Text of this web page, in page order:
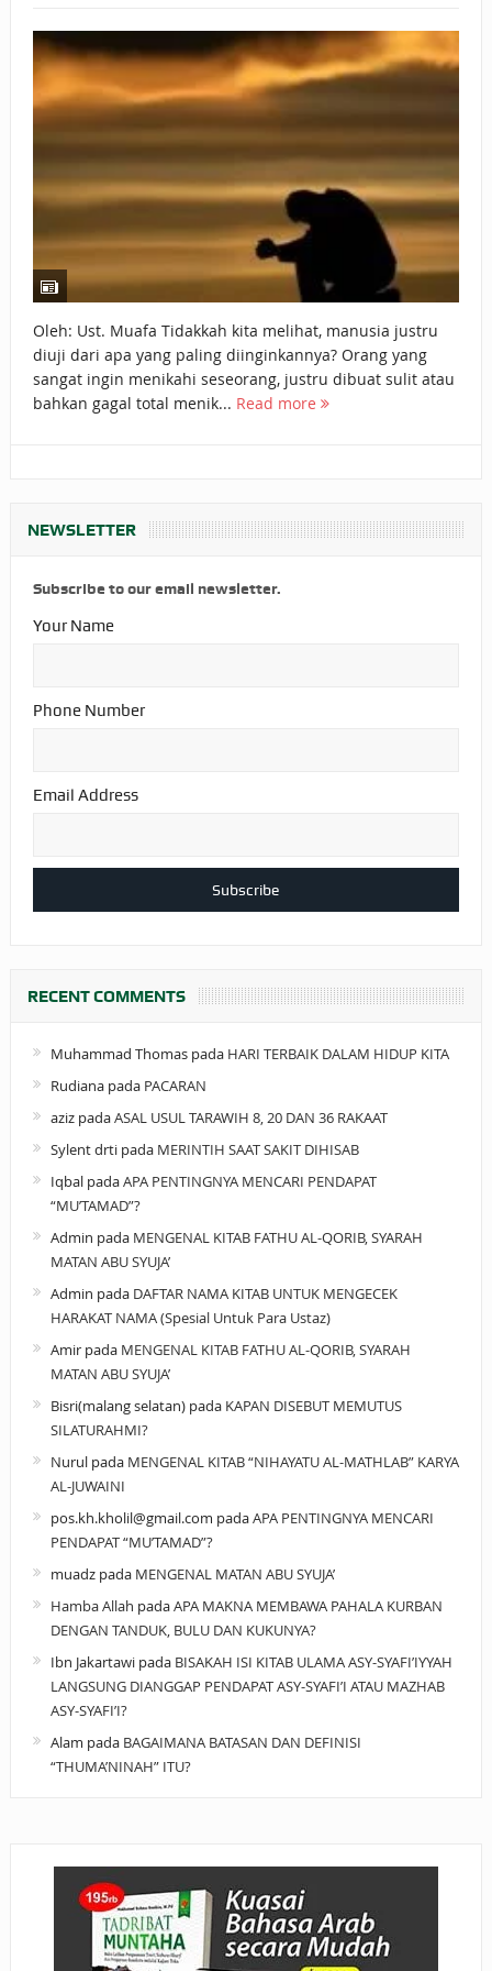
BAGAIMANA CARA MEMBAYAR ZAKAT UANG?
UANG HARAM BISA MENJADI HALAL JIKA SEBAB
KEPEMILIKANNYA BERUBAH
ISTIDLAL BATIL VS ISTIDLAL SYAR’I
BAHASA CINTA KARENA ALLAH
HUKUM MEMBAYAR ZAKAT DENGAN CARA MENGANGSUR
HUKUM MEMBAYAR ZAKAT KEPADA KERABAT SENDIRI
Oleh: Ust. Muafa Tidakkah kita melihat, manusia justru
diuji dari apa yang paling diinginkannya? Orang yang
sangat ingin menikahi seseorang, justru dibuat sulit atau
bahkan gagal total menik... Read more
NEWSLETTER
Subscribe to our email newsletter.
Your Name
Phone Number
Email Address
RECENT COMMENTS
Muhammad Thomaspada HARI TERBAIK DALAM HIDUP KITA
Rudianapada PACARAN
azizpadaASAL USUL TARAWIH 8, 20 DAN 36 RAKAAT
Sylent drtipada MERINTIH SAAT SAKIT DIHISAB
IqbalpadaAPA PENTINGNYA MENCARI PENDAPAT
“MU’TAMAD”?
Admin pada MENGENAL KITAB FATHU AL-QORIB, SYARAH
MATAN ABU SYUJA’
Admin pada DAFTAR NAMA KITAB UNTUK MENGECEK
HARAKAT NAMA (Spesial Untuk Para Ustaz)
Amirpada MENGENAL KITAB FATHU AL-QORIB, SYARAH
MATAN ABU SYUJA’
Bisri(malang selatan)pada KAPAN DISEBUT MEMUTUS
SILATURAHMI?
Nurulpada MENGENAL KITAB “NIHAYATU AL-MATHLAB” KARYA
AL-JUWAINI
pos.kh.kholil@gmail.com padaAPA PENTINGNYA MENCARI
PENDAPAT “MU’TAMAD”?
muadzpada MENGENAL MATAN ABU SYUJA’
Hamba Allah padaAPA MAKNA MEMBAWA PAHALA KURBAN
DENGAN TANDUK, BULU DAN KUKUNYA?
Ibn Jakartawipada BISAKAH ISI KITAB ULAMA ASY-SYAFI’IYYAH
LANGSUNG DIANGGAP PENDAPAT ASY-SYAFI’I ATAU MAZHAB
ASY-SYAFI’I?
Alam pada BAGAIMANA BATASAN DAN DEFINISI
“THUMA’NINAH” ITU?